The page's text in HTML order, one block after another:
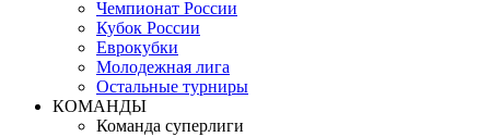
Чемпионат России
Кубок России
Еврокубки
Молодежная лига
Остальные турниры
КОМАНДЫ
Команда суперлиги